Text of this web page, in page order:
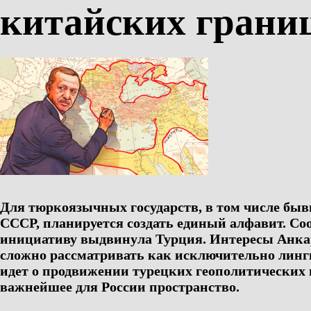
китайских
Для тюркоязычных государств, в том числе
СССР, планируется создать единый алфавит.
инициативу выдвинула Турция. Интересы
сложно рассматривать как исключительно
идет о продвижении турецких геополитических
важнейшее для России пространство.